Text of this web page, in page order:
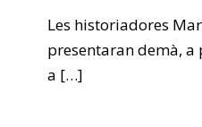
Les historiadores
presentaran demà, a
a […]